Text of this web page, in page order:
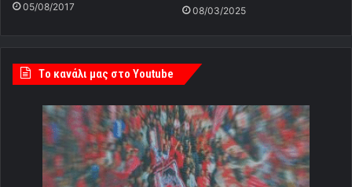
05/08/2017 08/03/2025
Tο κανάλι μας στο Youtube